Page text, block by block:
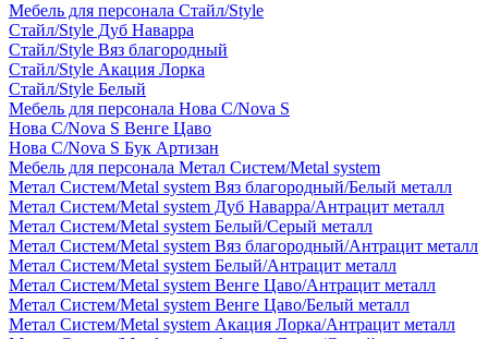
Мебель для персонала Стайл/Style
Стайл/Style Дуб Наварра
Стайл/Style Вяз благородный
Стайл/Style Акация Лорка
Стайл/Style Белый
Мебель для персонала Нова С/Nova S
Нова С/Nova S Венге Цаво
Нова С/Nova S Бук Артизан
Мебель для персонала Метал Систем/Metal system
Метал Систем/Metal system Вяз благородный/Белый металл
Метал Систем/Metal system Дуб Наварра/Антрацит металл
Метал Систем/Metal system Белый/Серый металл
Метал Систем/Metal system Вяз благородный/Антрацит металл
Метал Систем/Metal system Белый/Антрацит металл
Метал Систем/Metal system Венге Цаво/Антрацит металл
Метал Систем/Metal system Венге Цаво/Белый металл
Метал Систем/Metal system Акация Лорка/Антрацит металл